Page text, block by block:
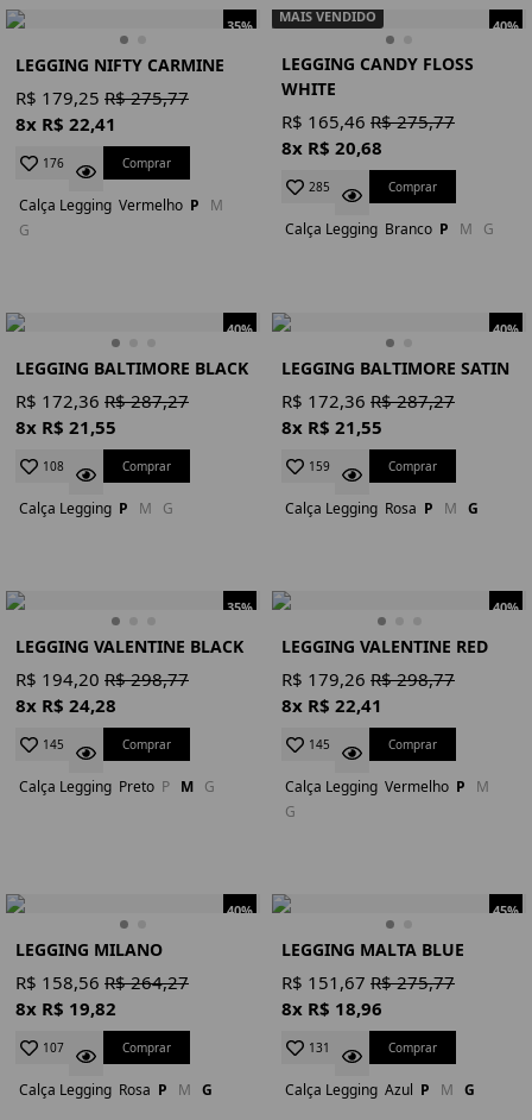
35%
LEGGING NIFTY CARMINE
R$ 179,25 R$ 275,77
8x R$ 22,41
176 Comprar
Calça Legging Vermelho P
M
G
40%
MAIS VENDIDO
LEGGING CANDY FLOSS
WHITE
R$ 165,46 R$ 275,77
8x R$ 20,68
285 Comprar
Calça Legging Branco P M G
40%
LEGGING BALTIMORE BLACK
R$ 172,36 R$ 287,27
8x R$ 21,55
108 Comprar
Calça Legging P M G
40%
LEGGING BALTIMORE SATIN
R$ 172,36 R$ 287,27
8x R$ 21,55
159 Comprar
Calça Legging Rosa P M G
35%
LEGGING VALENTINE BLACK
R$ 194,20 R$ 298,77
8x R$ 24,28
145 Comprar
Calça Legging Preto P M G
40%
LEGGING VALENTINE RED
R$ 179,26 R$ 298,77
8x R$ 22,41
145 Comprar
Calça Legging Vermelho P
M
G
40%
LEGGING MILANO
R$ 158,56 R$ 264,27
8x R$ 19,82
107 Comprar
Calça Legging Rosa P M G
45%
LEGGING MALTA BLUE
R$ 151,67 R$ 275,77
8x R$ 18,96
131 Comprar
Calça Legging Azul P M G